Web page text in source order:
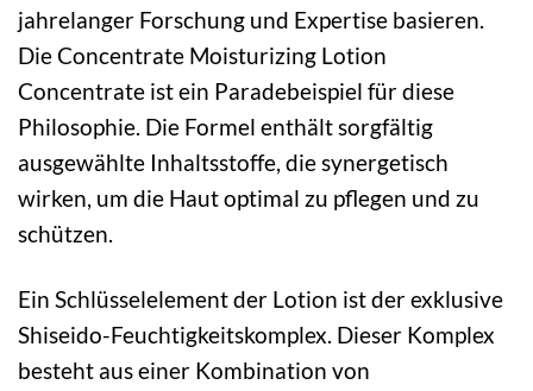
jahrelanger Forschung und Expertise basieren.
Die Concentrate Moisturizing Lotion
Concentrate ist ein Paradebeispiel für diese
Philosophie. Die Formel enthält sorgfältig
ausgewählte Inhaltsstoffe, die synergetisch
wirken, um die Haut optimal zu pflegen und zu
schützen.
Ein Schlüsselelement der Lotion ist der exklusive
Shiseido-Feuchtigkeitskomplex. Dieser Komplex
besteht aus einer Kombination von